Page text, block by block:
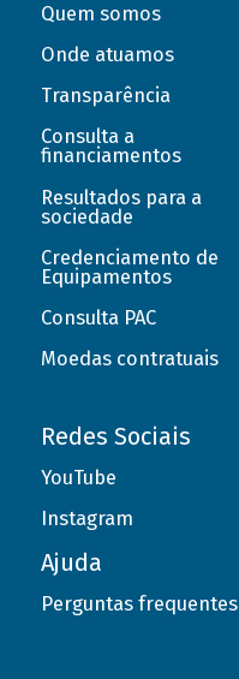
Quem somos
Onde atuamos
Transparência
Consulta a
financiamentos
Resultados para a
sociedade
Credenciamento de
Equipamentos
Consulta PAC
Moedas contratuais
Redes Sociais
YouTube
Instagram
Ajuda
Perguntas frequentes